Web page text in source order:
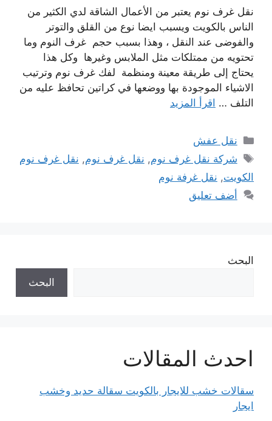
نقل غرف نوم يعتبر من الأعمال الشاقة لدي الكثير من
الناس بالكويت ويسبب ايضا نوع من القلق والتوتر
والفوضى عند النقل ، وهذا بسبب حجم غرف النوم وما
تحتويه من ممتلكات مثل الملابس وغيرها وكل هذا
يحتاج إلى طريقة معينة ومنظمة لفك غرف نوم وترتيب
الاشياء الموجودة بها ووضعها في كراتين تحافظ عليه من
التلف … اقرأ المزيد
التصنيفات
نقل عفش
الوسوم
شركة نقل غرف نوم, نقل غرف نوم, نقل غرف نوم
الكويت, نقل غرفة نوم
أضف تعليق
البحث
البحث
احدث المقالات
سقالات خشب للايجار بالكويت سقالة حديد وخشب
ايجار